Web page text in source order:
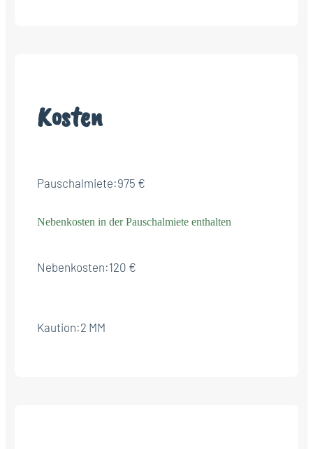
Kosten
Pauschalmiete:975 €
Nebenkosten in der Pauschalmiete enthalten
Nebenkosten:120 €
Kaution:2 MM